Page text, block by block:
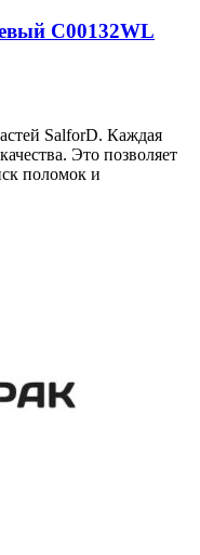
C00132WL
SalforD. Каждая
Это позволяет
поломок и